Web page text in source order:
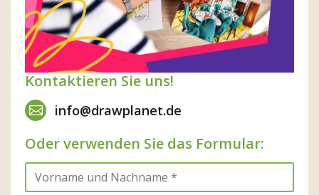
Kontaktieren Sie uns!
info@drawplanet.de
Oder verwenden Sie das Formular: